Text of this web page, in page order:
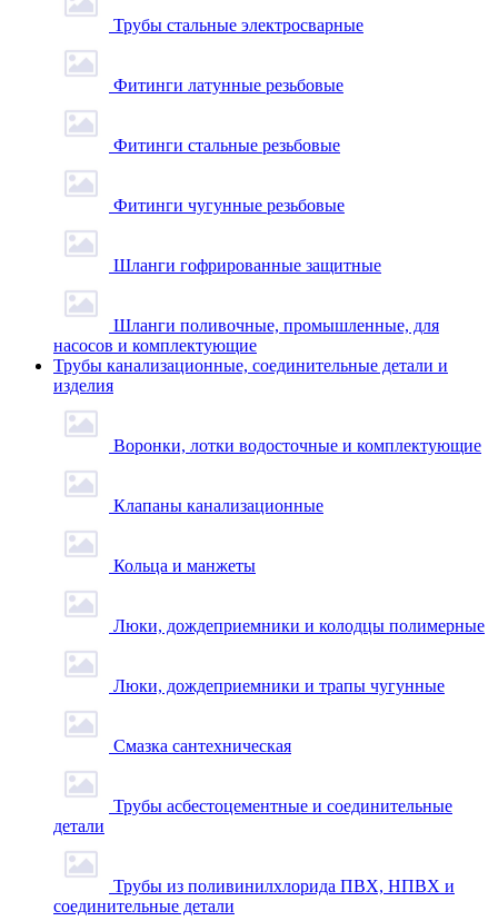
Трубы стальные электросварные
Фитинги латунные резьбовые
Фитинги стальные резьбовые
Фитинги чугунные резьбовые
Шланги гофрированные защитные
Шланги поливочные, промышленные, для
насосов и комплектующие
Трубы канализационные, соединительные детали и
изделия
Воронки, лотки водосточные и комплектующие
Клапаны канализационные
Кольца и манжеты
Люки, дождеприемники и колодцы полимерные
Люки, дождеприемники и трапы чугунные
Смазка сантехническая
Трубы асбестоцементные и соединительные
детали
Трубы из поливинилхлорида ПВХ, НПВХ и
соединительные детали